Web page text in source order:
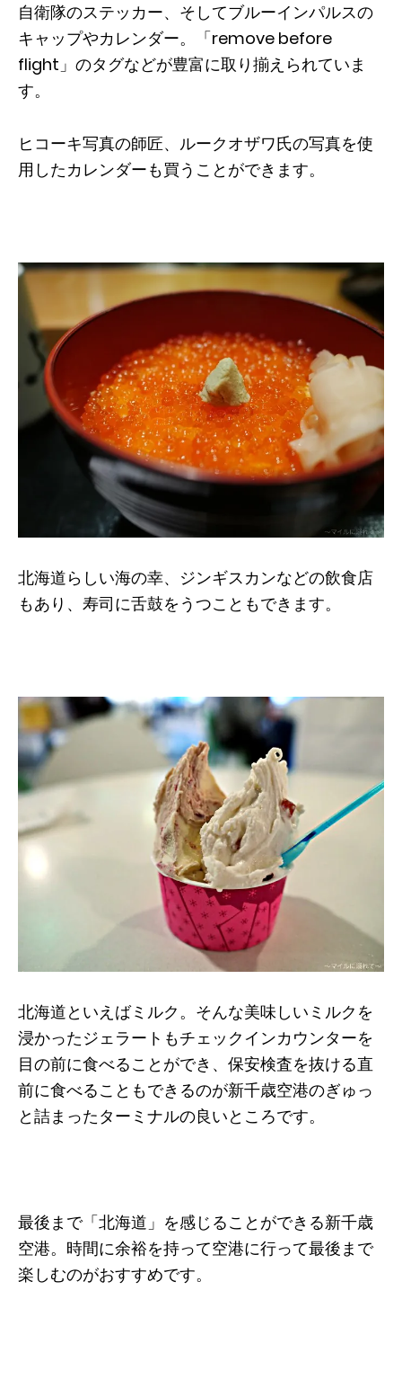
自衛隊のステッカー、そしてブルーインパルスの
キャップやカレンダー。「remove before
flight」のタグなどが豊富に取り揃えられていま
す。
ヒコーキ写真の師匠、ルークオザワ氏の写真を使
用したカレンダーも買うことができます。
北海道らしい海の幸、ジンギスカンなどの飲食店
もあり、寿司に舌鼓をうつこともできます。
北海道といえばミルク。そんな美味しいミルクを
浸かったジェラートもチェックインカウンターを
目の前に食べることができ、保安検査を抜ける直
前に食べることもできるのが新千歳空港のぎゅっ
と詰まったターミナルの良いところです。
最後まで「北海道」を感じることができる新千歳
空港。時間に余裕を持って空港に行って最後まで
楽しむのがおすすめです。